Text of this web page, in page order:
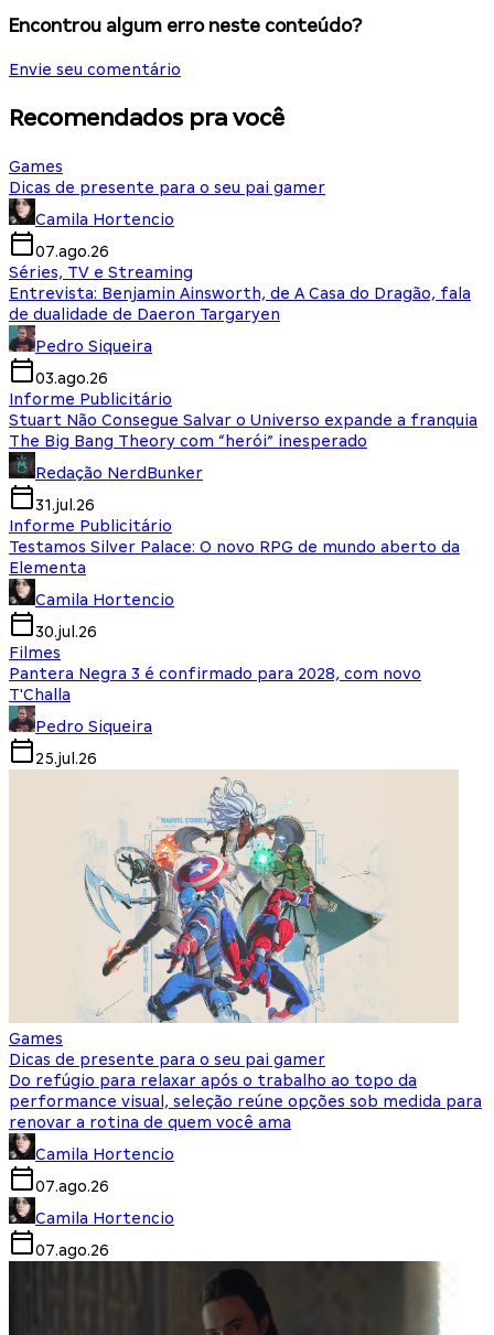
Encontrou algum erro neste conteúdo?
Envie seu comentário
Recomendados pra você
Games
Dicas de presente para o seu pai gamer
Camila Hortencio
07.ago.26
Séries, TV e Streaming
Entrevista: Benjamin Ainsworth, de A Casa do Dragão, fala
de dualidade de Daeron Targaryen
Pedro Siqueira
03.ago.26
Informe Publicitário
Stuart Não Consegue Salvar o Universo expande a franquia
The Big Bang Theory com “herói” inesperado
Redação NerdBunker
31.jul.26
Informe Publicitário
Testamos Silver Palace: O novo RPG de mundo aberto da
Elementa
Camila Hortencio
30.jul.26
Filmes
Pantera Negra 3 é confirmado para 2028, com novo
T'Challa
Pedro Siqueira
25.jul.26
Games
Dicas de presente para o seu pai gamer
Do refúgio para relaxar após o trabalho ao topo da
performance visual, seleção reúne opções sob medida para
renovar a rotina de quem você ama
Camila Hortencio
07.ago.26
Camila Hortencio
07.ago.26